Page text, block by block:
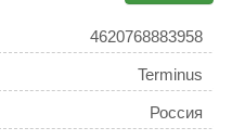
4620768883958
Terminus
Россия